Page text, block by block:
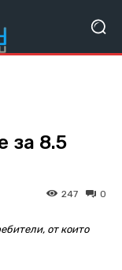
за 8.5
0
247
от които